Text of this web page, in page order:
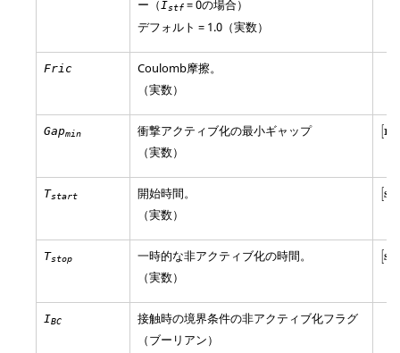
ー（ Istf =0の場合）
デフォルト = 1.0（実数）
Fric
Coulomb摩擦。
（実数）
Gapmin
衝撃アクティブ化の最小ギャップ
（実数）
[m
[m
Tstart
開始時間。
（実数）
[s
[s
Tstop
一時的な非アクティブ化の時間。
（実数）
[s
[s
IBC
接触時の境界条件の非アクティブ化フラグ
（ブーリアン）